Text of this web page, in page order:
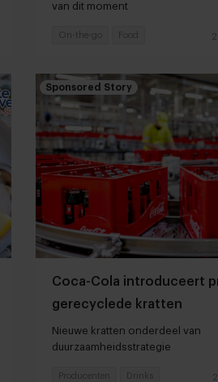
van dit moment
On-the-go Food
Sponsored Story
Coca-Cola introduceert
gerecyclede kratten
Nieuwe kratten onderdeel van
duurzaamheidsstrategie
Producenten Drinks